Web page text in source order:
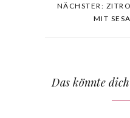
NÄCHSTER:
MIT
Das könnte